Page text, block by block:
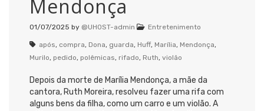
Mendonça
01/07/2025 by @UHOST-admin Entretenimento
após, compra, Dona, guarda, Huff, Marília, Mendonça,
Murilo, pedido, polêmicas, rifado, Ruth, violão
Depois da morte de Marília Mendonça, a mãe da
cantora, Ruth Moreira, resolveu fazer uma rifa com
alguns bens da filha, como um carro e um violão. A